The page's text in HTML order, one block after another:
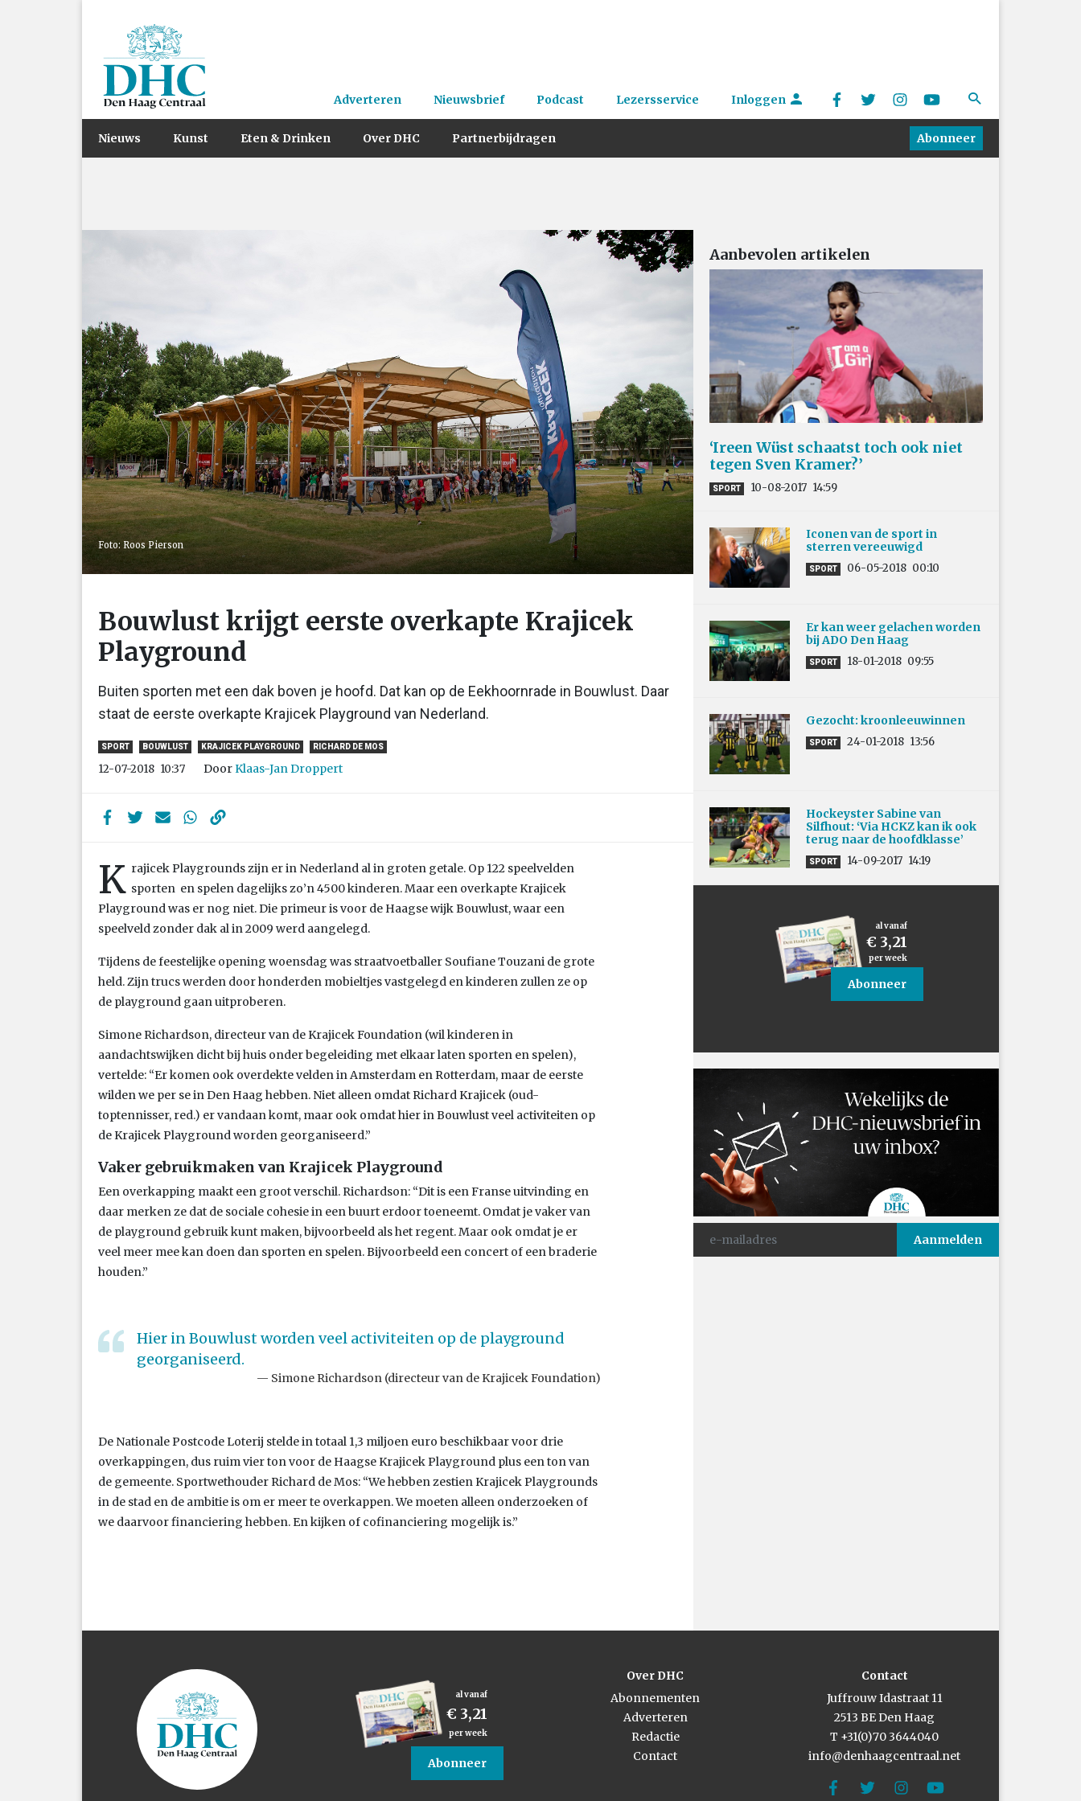
Adverteren Nieuwsbrief Podcast Lezersservice Inloggen
Nieuws Kunst Eten & Drinken Over DHC Partnerbijdragen Abonneer
Foto: Roos Pierson
Bouwlust krijgt eerste overkapte Krajicek
Playground
Buiten sporten met een dak boven je hoofd. Dat kan op de Eekhoornrade in Bouwlust. Daar
staat de eerste overkapte Krajicek Playground van Nederland.
SPORT BOUWLUST KRAJICEK PLAYGROUND RICHARD DE MOS
12-07-2018 10:37 DoorKlaas-Jan Droppert
K rajicek Playgrounds zijn er in Nederland al in groten getale. Op 122 speelvelden
sporten en spelen dagelijks zo’n 4500 kinderen. Maar een overkapte Krajicek
Playground was er nog niet. Die primeur is voor de Haagse wijk Bouwlust, waar een
speelveld zonder dak al in 2009 werd aangelegd.
Tijdens de feestelijke opening woensdag was straatvoetballer Soufiane Touzani de grote
held. Zijn trucs werden door honderden mobieltjes vastgelegd en kinderen zullen ze op
de playground gaan uitproberen.
Simone Richardson, directeur van de Krajicek Foundation (wil kinderen in
aandachtswijken dicht bij huis onder begeleiding met elkaar laten sporten en spelen),
vertelde: “Er komen ook overdekte velden in Amsterdam en Rotterdam, maar de eerste
wilden we per se in Den Haag hebben. Niet alleen omdat Richard Krajicek (oud-
toptennisser, red.) er vandaan komt, maar ook omdat hier in Bouwlust veel activiteiten op
de Krajicek Playground worden georganiseerd.”
Vaker gebruikmaken van Krajicek Playground
Een overkapping maakt een groot verschil. Richardson: “Dit is een Franse uitvinding en
daar merken ze dat de sociale cohesie in een buurt erdoor toeneemt. Omdat je vaker van
de playground gebruik kunt maken, bijvoorbeeld als het regent. Maar ook omdat je er
veel meer mee kan doen dan sporten en spelen. Bijvoorbeeld een concert of een braderie
houden.”
Hier in Bouwlust worden veel activiteiten op de playground
georganiseerd.
Simone Richardson (directeur van de Krajicek Foundation)
De Nationale Postcode Loterij stelde in totaal 1,3 miljoen euro beschikbaar voor drie
overkappingen, dus ruim vier ton voor de Haagse Krajicek Playground plus een ton van
de gemeente. Sportwethouder Richard de Mos: “We hebben zestien Krajicek Playgrounds
in de stad en de ambitie is om er meer te overkappen. We moeten alleen onderzoeken of
we daarvoor financiering hebben. En kijken of cofinanciering mogelijk is.”
Aanbevolen artikelen
‘Ireen Wüst schaatst toch ook niet
tegen Sven Kramer?’
SPORT 10-08-2017 14:59
Iconen van de sport in
sterren vereeuwigd
SPORT 06-05-2018 00:10
Er kan weer gelachen worden
bij ADO Den Haag
SPORT 18-01-2018 09:55
Gezocht: kroonleeuwinnen
SPORT 24-01-2018 13:56
Hockeyster Sabine van
Silfhout: ‘Via HCKZ kan ik ook
terug naar de hoofdklasse’
SPORT 14-09-2017 14:19
al vanaf
€ 3,21
per week
Abonneer
al vanaf
€ 3,21
per week
Abonneer
Over DHC
Abonnementen
Adverteren
Redactie
Contact
Contact
Juffrouw Idastraat 11
2513 BE Den Haag
T +31(0)70 3644040
info@denhaagcentraal.net